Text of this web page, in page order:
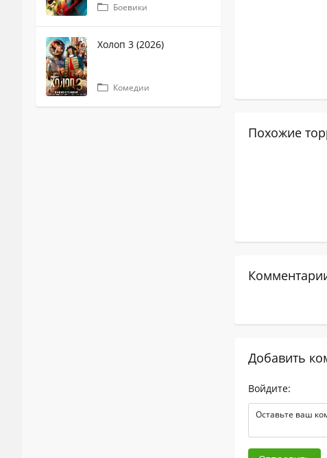
Боевики
Холоп 3 (2026)
Комедии
Похожие
Добавить
Войдите: